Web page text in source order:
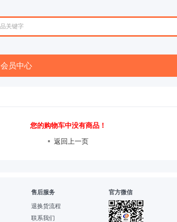
会员中心
您的购物车中没有商品！
返回上一页
售后服务
退换货流程
联系我们
官方微信